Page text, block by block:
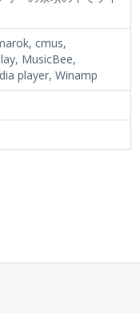
cmus,
MusicBee,
player, Winamp